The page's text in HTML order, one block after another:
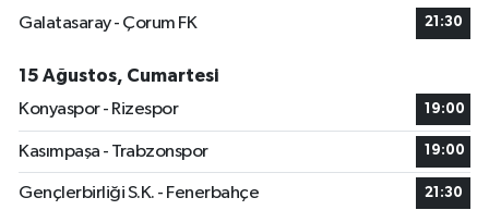
Galatasaray - Çorum FK
21:30
15 Ağustos, Cumartesi
Konyaspor - Rizespor
19:00
Kasımpaşa - Trabzonspor 19:00
Gençlerbirliği S.K. - Fenerbahçe 21:30